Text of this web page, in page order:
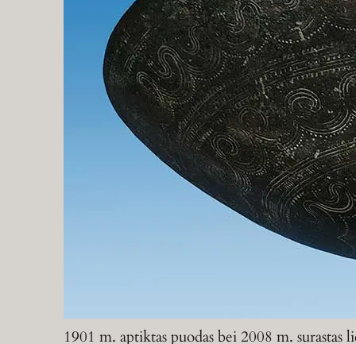
1901 m. aptiktas puodas bei 2008 m.